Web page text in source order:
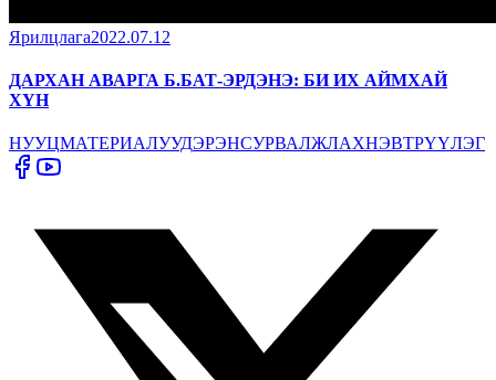
Ярилцлага2022.07.12
ДАРХАН АВАРГА Б.БАТ-ЭРДЭНЭ: БИ ИХ АЙМХАЙ
ХҮН
НУУЦМАТЕРИАЛУУДЭРЭНСУРВАЛЖЛАХНЭВТРҮҮЛЭГ